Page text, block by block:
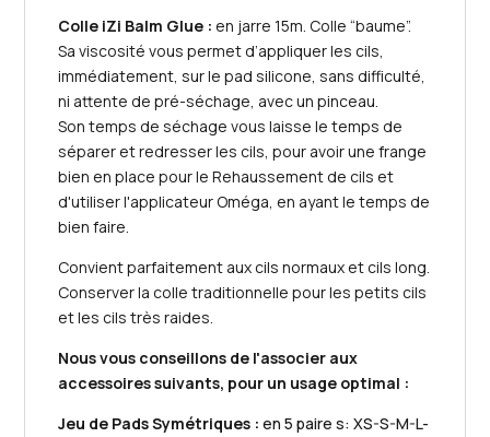
Colle iZi Balm Glue : en jarre 15m. Colle “baume”.
Sa viscosité vous permet d’appliquer les cils,
immédiatement, sur le pad silicone, sans difficulté,
ni attente de pré-séchage, avec un pinceau.
Son temps de séchage vous laisse le temps de
séparer et redresser les cils, pour avoir une frange
bien en place pour le Rehaussement de cils et
d'utiliser l'applicateur Oméga, en ayant le temps de
bien faire.
Convient parfaitement aux cils normaux et cils long.
Conserver la colle traditionnelle pour les petits cils
et les cils très raides.
Nous vous conseillons de l'associer aux
accessoires suivants, pour un usage optimal :
Jeu de Pads Symétriques : en 5 paire s: XS-S-M-L-